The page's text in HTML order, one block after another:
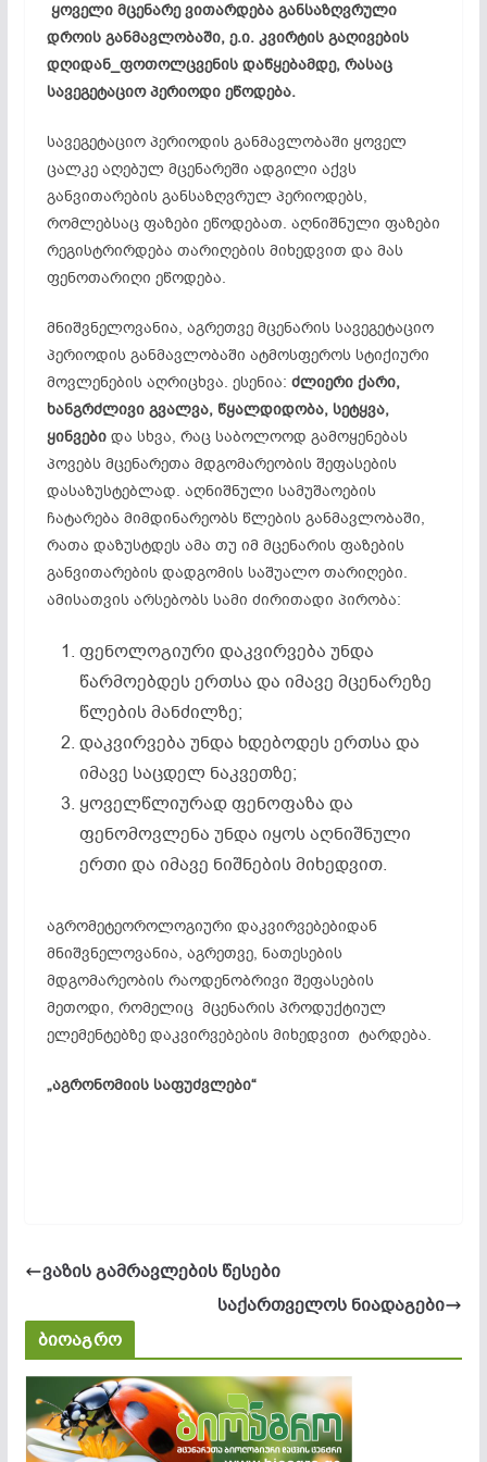
ყოველი მცენარევითარდება განსაზღვრული
დროის განმავლობაში, ე.ი. კვირტის გაღივების
დღიდან_ ფოთოლცვენის დაწყებამდე, რასაც
სავეგეტაციოპერიოდი ეწოდება.
სავეგეტაციო პერიოდის განმავლობაში ყოველ
ცალკე აღებულ მცენარეში ადგილი აქვს
განვითარების განსაზღვრულ პერიოდებს,
რომლებსაც ფაზები ეწოდებათ. აღნიშნული ფაზები
რეგისტრირდება თარიღების მიხედვით და მას
ფენოთარიღი ეწოდება.
მნიშვნელოვანია, აგრეთვე მცენარის სავეგეტაციო
პერიოდის განმავლობაში ატმოსფეროს სტიქიური
მოვლენების აღრიცხვა. ესენია: ძლიერი ქარი,
ხანგრძლივი გვალვა, წყალდიდობა, სეტყვა,
ყინვებიდა სხვა, რაც საბოლოოდ გამოყენებას
პოვებს მცენარეთა მდგომარეობის შეფასების
დასაზუსტებლად. აღნიშნული სამუშაოების
ჩატარება მიმდინარეობს წლების განმავლობაში,
რათა დაზუსტდეს ამა თუ იმ მცენარის ფაზების
განვითარების დადგომის საშუალო თარიღები.
ამისათვის არსებობს სამი ძირითადი პირობა:
ფენოლოგიური დაკვირვება უნდა
წარმოებდეს ერთსა და იმავე მცენარეზე
წლების მანძილზე;
დაკვირვება უნდა ხდებოდეს ერთსა და
იმავე საცდელ ნაკვეთზე;
ყოველწლიურად ფენოფაზა და
ფენომოვლენა უნდა იყოს აღნიშნული
ერთი და იმავე ნიშნების მიხედვით.
აგრომეტეოროლოგიური დაკვირვებებიდან
მნიშვნელოვანია, აგრეთვე, ნათესების
მდგომარეობის რაოდენობრივი შეფასების
მეთოდი, რომელიც მცენარის პროდუქტიულ
ელემენტებზე დაკვირვებების მიხედვით ტარდება.
„აგრონომიის საფუძვლები“
ვაზის გამრავლების წესები
საქართველოს ნიადაგები
ბიოაგრო